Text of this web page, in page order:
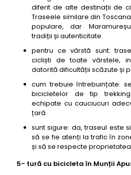
diferit de alte destinații de
Traseele similare din
populare, dar
tradiții și autenticitate.
pentru ce vârstă sunt:
cicliști de toate vârstele,
datorită dificultății scăzute și
cum trebuie întrebuințate:
bicicletelor de tip
echipate cu cauciucuri
țară.
sunt sigure: da, traseul este
să se fie atenți la trafic în
și să se respecte
5- tură cu bicicleta în Munții